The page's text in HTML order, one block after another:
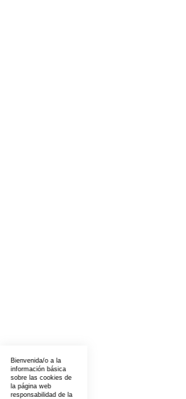
Bienvenida/o a la
información básica
sobre las cookies de
la página web
responsabilidad de la